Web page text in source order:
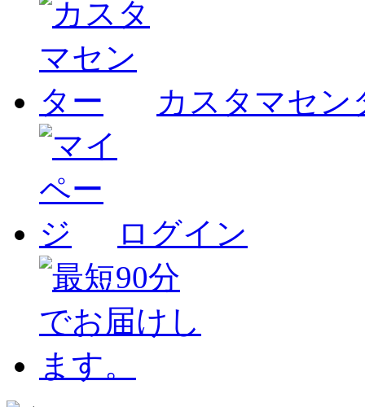
カスタマセン
ログイン